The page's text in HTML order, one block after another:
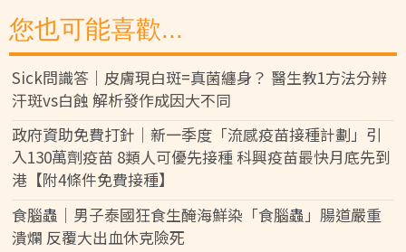
您也可能喜歡...
Sick問識答｜皮膚現白斑=真菌纏身？ 醫生教1方法分辨
汗斑vs白蝕 解析發作成因大不同
政府資助免費打針｜新一季度「流感疫苗接種計劃」引
入130萬劑疫苗 8類人可優先接種 科興疫苗最快月底先到
港【附4條件免費接種】
食腦蟲｜男子泰國狂食生醃海鮮染「食腦蟲」腸道嚴重
潰爛 反覆大出血休克險死